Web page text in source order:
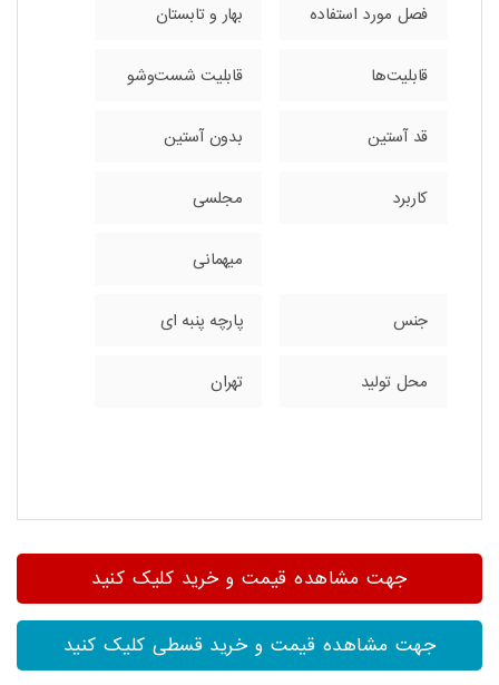
فصل مورد استفاده بهار و تابستان
قابلیت‌ها قابلیت شست‌وشو
قد آستین بدون آستین
کاربرد مجلسی
میهمانی
جنس پارچه پنبه ای
محل تولید تهران
جهت مشاهده قیمت و خرید کلیک کنید
جهت مشاهده قیمت و خرید قسطی کلیک کنید